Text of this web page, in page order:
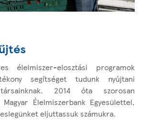
élelmiszer-elosztási programok
segítséget tudunk nyújtani
2014 óta szorosan
Élelmiszerbank Egyesülettel,
eljuttassuk számukra.